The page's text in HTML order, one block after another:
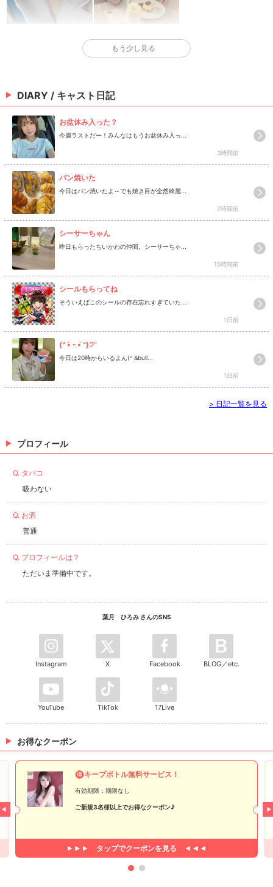
もう少し見る
DIARY / キャスト日記
お盆休み入った？
今週ラストだー！みんなはもうお盆休み入っ...
3時間前
パン焼いた
今日はパン焼いたよ～でも焼き目が全然綺麗...
7時間前
シーサーちゃん
昨日もらったちいかわの仲間。シーサーちゃ...
15時間前
シールもらってね
そういえばこのシールの存在忘れすぎていた...
1日前
(ᐡ •̀ ᵕ •́ ᐡ)੭”
今日は20時からいるよん(ᐡ &bull...
1日前
> 日記一覧を見る
プロフィール
Q. タバコ
吸わない
Q. お酒
普通
Q. プロフィールは？
ただいま準備中です。
葉月 ひろみ さんのSNS
Instagram X Facebook BLOG／etc.
YouTube TikTok 17Live
お得なクーポン
🉐キープボトル無料サービス！
有効期限：期限なし
ご新規3名様以上でお得なクーポン♪
タップでクーポンを見る